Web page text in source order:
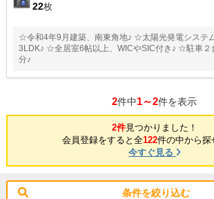
22枚
☆令和4年9月建築、南東角地♪ ☆太陽光発電システ
3LDK♪ ☆全居室6帖以上、WICやSIC付き♪ ☆駐車２
分♪
2件中1～2件を表示
2件見つかりました！
会員登録をすると全122件の中から探
今すぐ見る
条件を絞り込む